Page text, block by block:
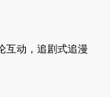
互动，追剧式追漫